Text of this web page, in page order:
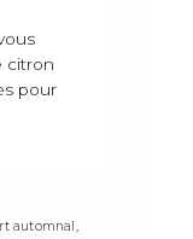
citron
pour
automnal,